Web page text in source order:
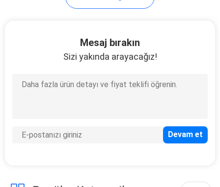
NRV Kontrol Valfı
Mesaj bırakın
Sizi yakında arayacağız!